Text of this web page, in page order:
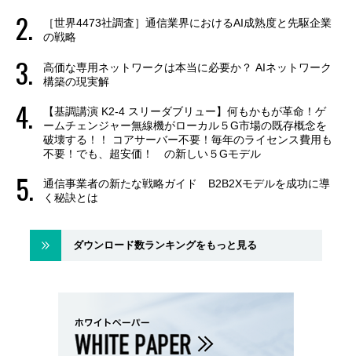
［世界4473社調査］通信業界におけるAI成熟度と先駆企業
の戦略
高価な専用ネットワークは本当に必要か？ AIネットワーク
構築の現実解
【基調講演 K2-4 スリーダブリュー】何もかもが革命！ゲ
ームチェンジャー無線機がローカル５G市場の既存概念を
破壊する！！ コアサーバー不要！毎年のライセンス費用も
不要！でも、超安価！ の新しい５Gモデル
通信事業者の新たな戦略ガイド B2B2Xモデルを成功に導
く秘訣とは
ダウンロード数ランキングをもっと見る